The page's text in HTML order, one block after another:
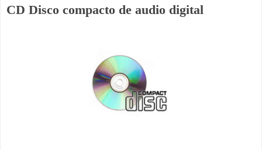
CD Disco compacto de audio digital